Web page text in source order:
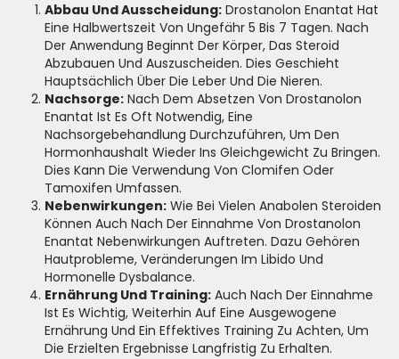
Abbau Und Ausscheidung: Drostanolon Enantat Hat
Eine Halbwertszeit Von Ungefähr 5 Bis 7 Tagen. Nach
Der Anwendung Beginnt Der Körper, Das Steroid
Abzubauen Und Auszuscheiden. Dies Geschieht
Hauptsächlich Über Die Leber Und Die Nieren.
Nachsorge: Nach Dem Absetzen Von Drostanolon
Enantat Ist Es Oft Notwendig, Eine
Nachsorgebehandlung Durchzuführen, Um Den
Hormonhaushalt Wieder Ins Gleichgewicht Zu Bringen.
Dies Kann Die Verwendung Von Clomifen Oder
Tamoxifen Umfassen.
Nebenwirkungen: Wie Bei Vielen Anabolen Steroiden
Können Auch Nach Der Einnahme Von Drostanolon
Enantat Nebenwirkungen Auftreten. Dazu Gehören
Hautprobleme, Veränderungen Im Libido Und
Hormonelle Dysbalance.
Ernährung Und Training: Auch Nach Der Einnahme
Ist Es Wichtig, Weiterhin Auf Eine Ausgewogene
Ernährung Und Ein Effektives Training Zu Achten, Um
Die Erzielten Ergebnisse Langfristig Zu Erhalten.